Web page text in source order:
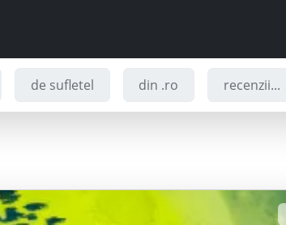
de sufletel din .ro recenzii...